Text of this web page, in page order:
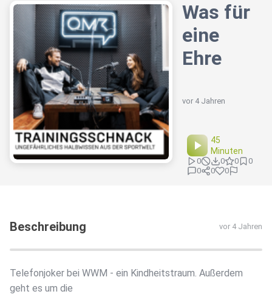
Was für
eine
Ehre
vor 4 Jahren
45
Minuten
0 0 0
0
0
0 0
Beschreibung vor 4 Jahren
Telefonjoker bei WWM - ein Kindheitstraum. Außerdem
geht es um die